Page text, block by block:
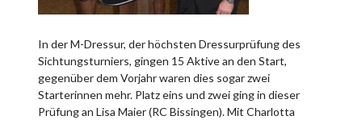
In der M-Dressur, der höchsten Dressurprüfung des
Sichtungsturniers, gingen 15 Aktive an den Start,
gegenüber dem Vorjahr waren dies sogar zwei
Starterinnen mehr. Platz eins und zwei ging in dieser
Prüfung an Lisa Maier (RC Bissingen). Mit Charlotta